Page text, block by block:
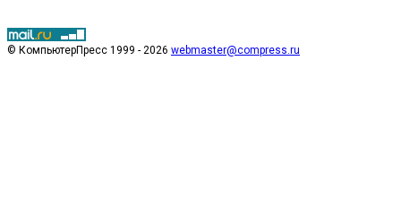
© КомпьютерПресс 1999 - 2026 webmaster@compress.ru